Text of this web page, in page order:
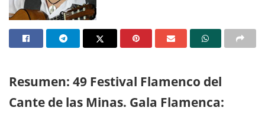
Resumen: 49 Festival Flamenco del
Cante de las Minas. Gala Flamenca: